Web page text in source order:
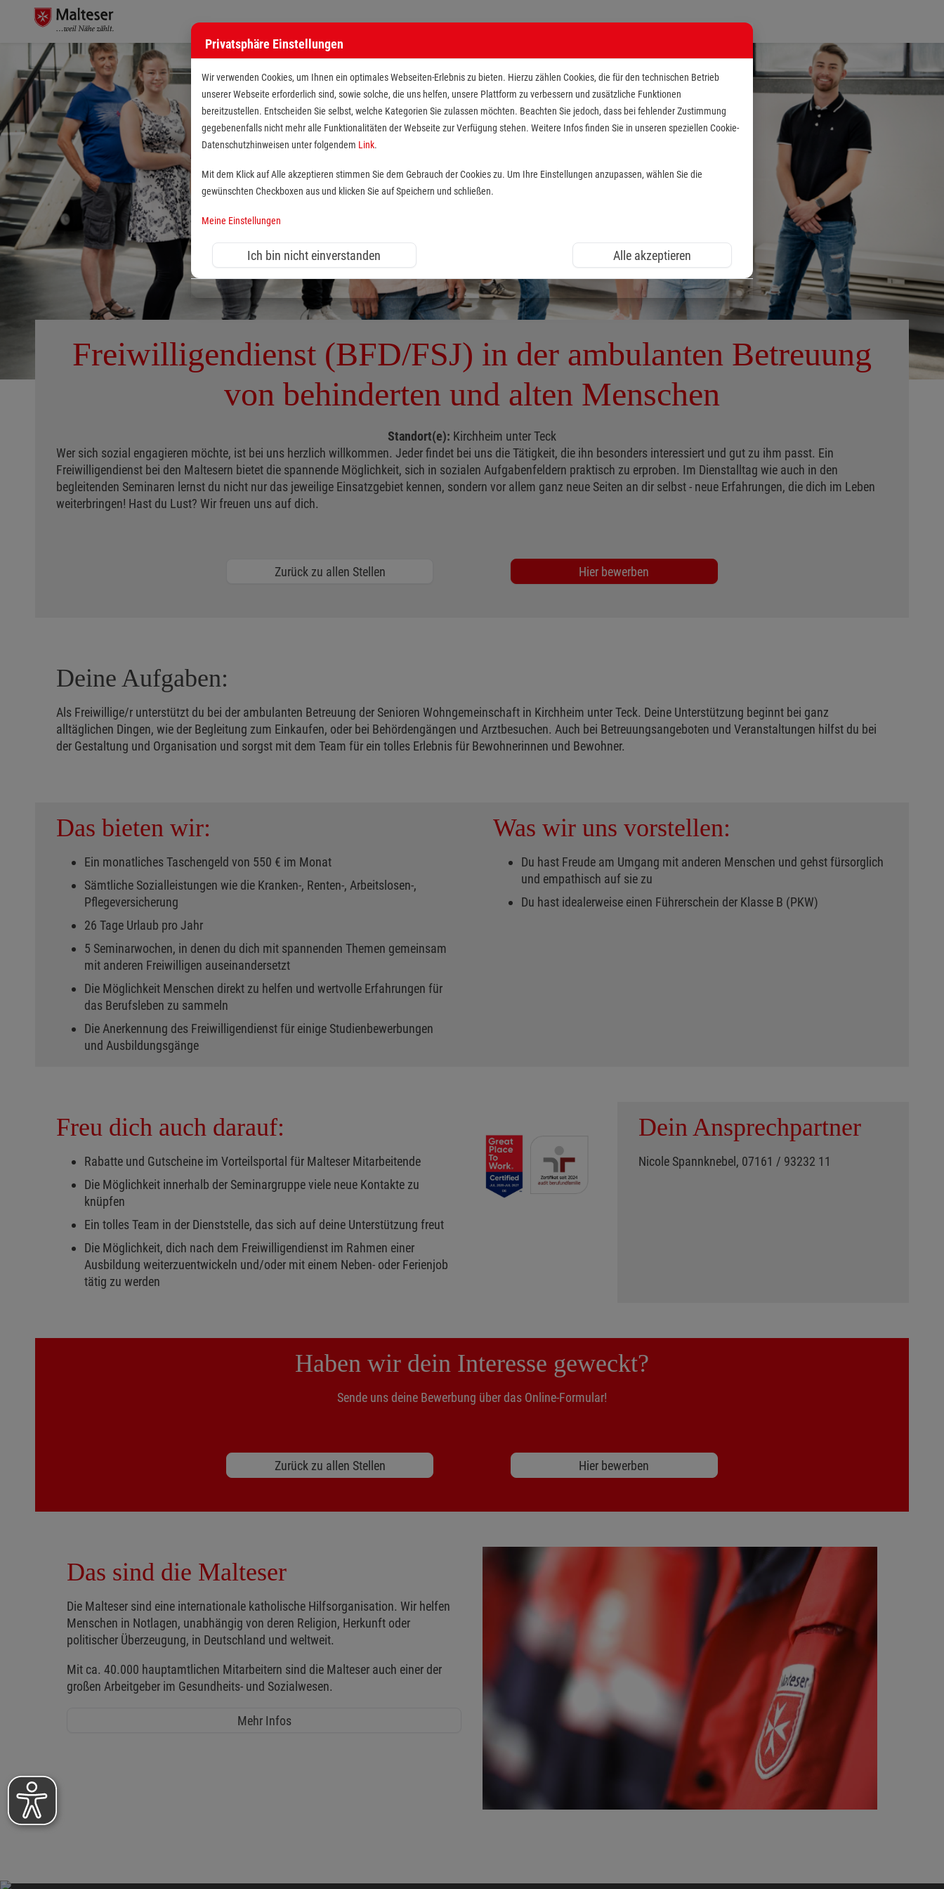
Freiwilligendienst (BFD/FSJ) in der ambulanten Betreuung
von behinderten und alten Menschen
Standort(e): Kirchheim unter Teck
Wer sich sozial engagieren möchte, ist bei uns herzlich willkommen. Jeder findet bei uns die Tätigkeit, die ihn besonders interessiert und gut zu ihm passt. Ein
Freiwilligendienst bei den Maltesern bietet die spannende Möglichkeit, sich in sozialen Aufgabenfeldern praktisch zu erproben. Im Dienstalltag wie auch in den
begleitenden Seminaren lernst du nicht nur das jeweilige Einsatzgebiet kennen, sondern vor allem ganz neue Seiten an dir selbst - neue Erfahrungen, die dich im Leben
weiterbringen! Hast du Lust? Wir freuen uns auf dich.
Zurück zu allen Stellen Hier bewerben
Deine Aufgaben:
Als Freiwillige/r unterstützt du bei der ambulanten Betreuung der Senioren Wohngemeinschaft in Kirchheim unter Teck. Deine Unterstützung beginnt bei ganz
alltäglichen Dingen, wie der Begleitung zum Einkaufen, oder bei Behördengängen und Arztbesuchen. Auch bei Betreuungsangeboten und Veranstaltungen hilfst du bei
der Gestaltung und Organisation und sorgst mit dem Team für ein tolles Erlebnis für Bewohnerinnen und Bewohner.
Das bieten wir:
Ein monatliches Taschengeld von 550 € im Monat
Sämtliche Sozialleistungen wie die Kranken-, Renten-, Arbeitslosen-,
Pflegeversicherung
26 Tage Urlaub pro Jahr
5 Seminarwochen, in denen du dich mit spannenden Themen gemeinsam
mit anderen Freiwilligen auseinandersetzt
Die Möglichkeit Menschen direkt zu helfen und wertvolle Erfahrungen für
das Berufsleben zu sammeln
Die Anerkennung des Freiwilligendienst für einige Studienbewerbungen
und Ausbildungsgänge
Was wir uns vorstellen:
Du hast Freude am Umgang mit anderen Menschen und gehst fürsorglich
und empathisch auf sie zu
Du hast idealerweise einen Führerschein der Klasse B (PKW)
Freu dich auch darauf:
Rabatte und Gutscheine im Vorteilsportal für Malteser Mitarbeitende
Die Möglichkeit innerhalb der Seminargruppe viele neue Kontakte zu
knüpfen
Ein tolles Team in der Dienststelle, das sich auf deine Unterstützung freut
Die Möglichkeit, dich nach dem Freiwilligendienst im Rahmen einer
Ausbildung weiterzuentwickeln und/oder mit einem Neben- oder Ferienjob
tätig zu werden
Dein Ansprechpartner
Nicole Spannknebel, 07161 / 93232 11
Haben wir dein Interesse geweckt?
Sende uns deine Bewerbung über das Online-Formular!
Zurück zu allen Stellen Hier bewerben
Das sind die Malteser
Die Malteser sind eine internationale katholische Hilfsorganisation. Wir helfen
Menschen in Notlagen, unabhängig von deren Religion, Herkunft oder
politischer Überzeugung, in Deutschland und weltweit.
Mit ca. 40.000 hauptamtlichen Mitarbeitern sind die Malteser auch einer der
großen Arbeitgeber im Gesundheits- und Sozialwesen.
Mehr Infos
Privatsphäre Einstellungen
Wir verwenden Cookies, um Ihnen ein optimales Webseiten-Erlebnis zu bieten. Hierzu zählen Cookies, die für den technischen Betrieb
unserer Webseite erforderlich sind, sowie solche, die uns helfen, unsere Plattform zu verbessern und zusätzliche Funktionen
bereitzustellen. Entscheiden Sie selbst, welche Kategorien Sie zulassen möchten. Beachten Sie jedoch, dass bei fehlender Zustimmung
gegebenenfalls nicht mehr alle Funktionalitäten der Webseite zur Verfügung stehen. Weitere Infos finden Sie in unseren speziellen Cookie-
Datenschutzhinweisen unter folgendem Link.
Mit dem Klick auf Alle akzeptieren stimmen Sie dem Gebrauch der Cookies zu. Um Ihre Einstellungen anzupassen, wählen Sie die
gewünschten Checkboxen aus und klicken Sie auf Speichern und schließen.
Meine Einstellungen
Ich bin nicht einverstanden Alle akzeptieren